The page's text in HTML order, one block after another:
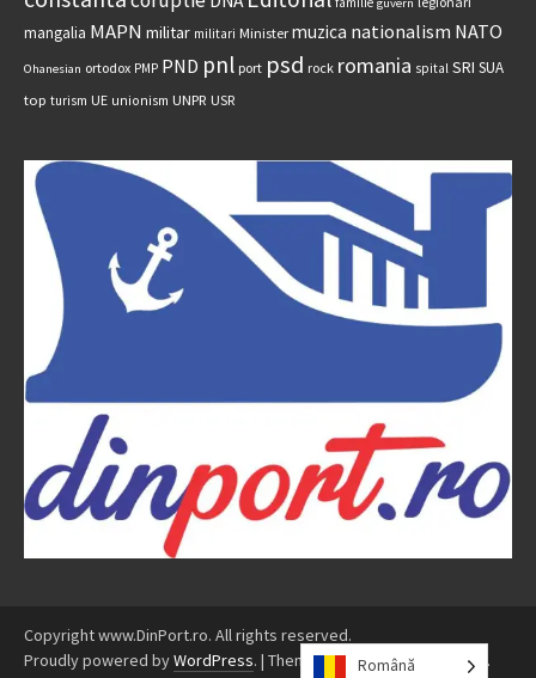
mangalia MAPN militar militari Minister muzica nationalism NATO
Ohanesian ortodox PMP PND pnl port psd rock romania spital SRI SUA
top turism UE unionism UNPR USR
Copyright www.DinPort.ro. All rights reserved.
Proudly powered byWordPress. | Theme: Awaken byThemezHut .
Română